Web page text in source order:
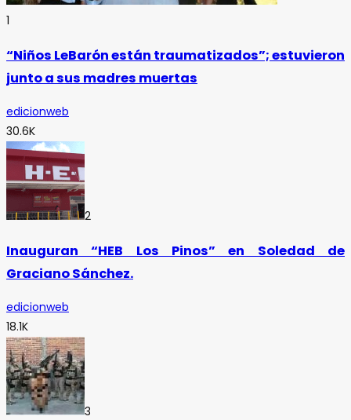
1
“Niños LeBarón están traumatizados”; estuvieron
junto a sus madres muertas
edicionweb
30.6K
2
Inauguran “HEB Los Pinos” en Soledad de
Graciano Sánchez.
edicionweb
18.1K
3